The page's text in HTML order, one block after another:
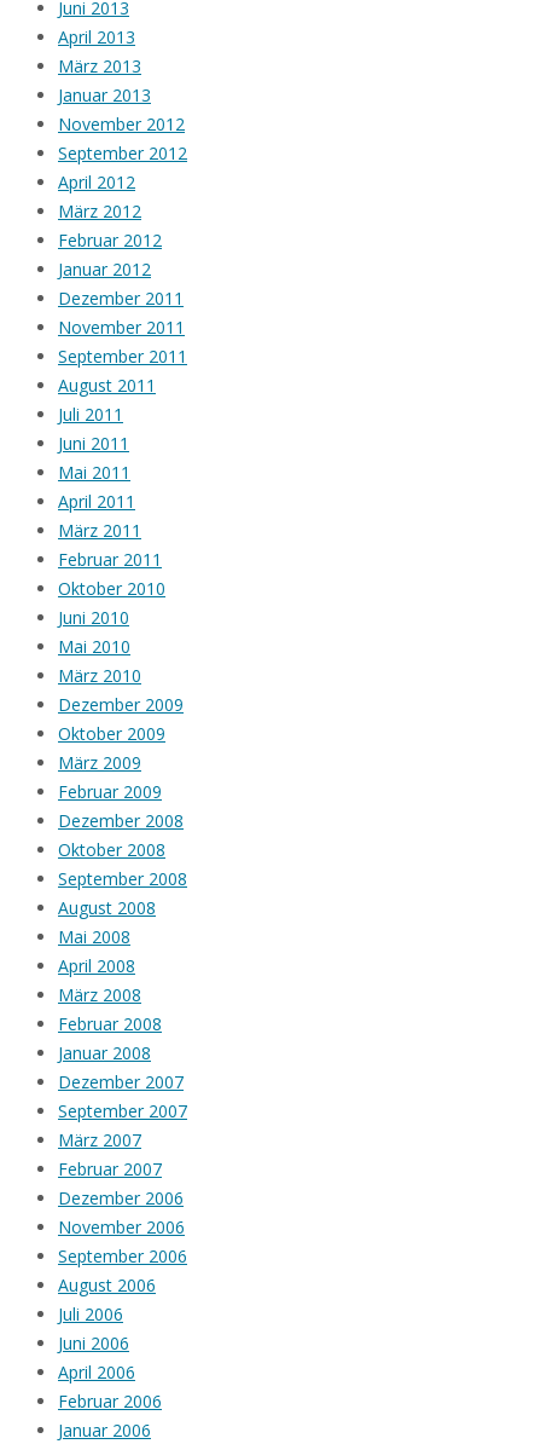
Juni 2013
April 2013
März 2013
Januar 2013
November 2012
September 2012
April 2012
März 2012
Februar 2012
Januar 2012
Dezember 2011
November 2011
September 2011
August 2011
Juli 2011
Juni 2011
Mai 2011
April 2011
März 2011
Februar 2011
Oktober 2010
Juni 2010
Mai 2010
März 2010
Dezember 2009
Oktober 2009
März 2009
Februar 2009
Dezember 2008
Oktober 2008
September 2008
August 2008
Mai 2008
April 2008
März 2008
Februar 2008
Januar 2008
Dezember 2007
September 2007
März 2007
Februar 2007
Dezember 2006
November 2006
September 2006
August 2006
Juli 2006
Juni 2006
April 2006
Februar 2006
Januar 2006